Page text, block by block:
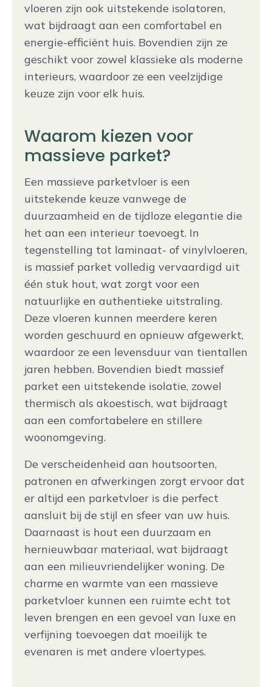
vloeren zijn ook uitstekende isolatoren,
wat bijdraagt aan een comfortabel en
energie-efficiënt huis. Bovendien zijn ze
geschikt voor zowel klassieke als moderne
interieurs, waardoor ze een veelzijdige
keuze zijn voor elk huis.
Waarom kiezen voor
massieve parket?
Een massieve parketvloer is een
uitstekende keuze vanwege de
duurzaamheid en de tijdloze elegantie die
het aan een interieur toevoegt. In
tegenstelling tot laminaat- of vinylvloeren,
is massief parket volledig vervaardigd uit
één stuk hout, wat zorgt voor een
natuurlijke en authentieke uitstraling.
Deze vloeren kunnen meerdere keren
worden geschuurd en opnieuw afgewerkt,
waardoor ze een levensduur van tientallen
jaren hebben. Bovendien biedt massief
parket een uitstekende isolatie, zowel
thermisch als akoestisch, wat bijdraagt
aan een comfortabelere en stillere
woonomgeving.
De verscheidenheid aan houtsoorten,
patronen en afwerkingen zorgt ervoor dat
er altijd een parketvloer is die perfect
aansluit bij de stijl en sfeer van uw huis.
Daarnaast is hout een duurzaam en
hernieuwbaar materiaal, wat bijdraagt
aan een milieuvriendelijker woning. De
charme en warmte van een massieve
parketvloer kunnen een ruimte echt tot
leven brengen en een gevoel van luxe en
verfijning toevoegen dat moeilijk te
evenaren is met andere vloertypes.